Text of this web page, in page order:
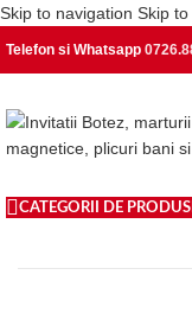
Skip to navigation Skip
Telefon si Whatsapp
CATEGORII DE